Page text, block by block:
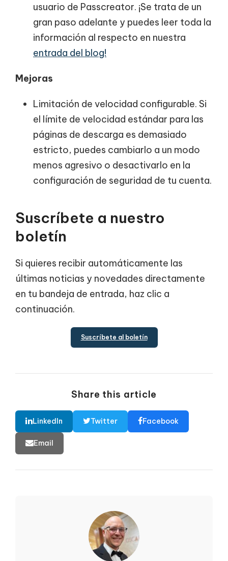
usuario de Passcreator. ¡Se trata de un
gran paso adelante y puedes leer toda la
información al respecto en nuestra
entrada del blog!
Mejoras
Limitación de velocidad configurable. Si
el límite de velocidad estándar para las
páginas de descarga es demasiado
estricto, puedes cambiarlo a un modo
menos agresivo o desactivarlo en la
configuración de seguridad de tu cuenta.
Suscríbete a nuestro
boletín
Si quieres recibir automáticamente las
últimas noticias y novedades directamente
en tu bandeja de entrada, haz clic a
continuación.
Suscríbete al boletín
Share this article
LinkedIn Twitter Facebook
Email